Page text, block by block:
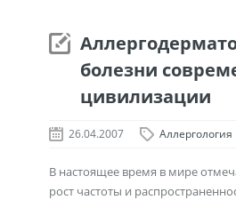
болезни
цивилизации
26.04.2007 Аллергология
В настоящее время в мире
рост частоты и